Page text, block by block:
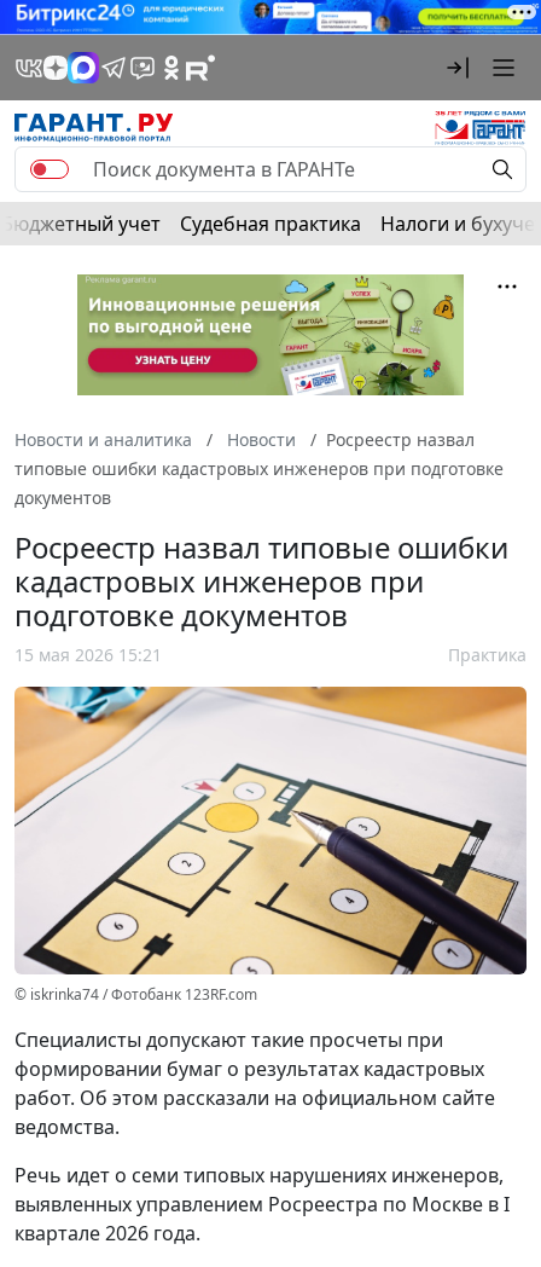
Бюджетный учет Судебная практика Налоги и
Новости и аналитика Новости
Росреестр назвал
типовые ошибки кадастровых инженеров при подготовке
документов
Росреестр назвал типовые ошибки
кадастровых инженеров при
подготовке документов
15 мая 2026 15:21 Практика
© iskrinka74 / Фотобанк 123RF.com
Специалисты допускают такие просчеты при
формировании бумаг о результатах кадастровых
работ. Об этом рассказали на официальном сайте
ведомства.
Речь идет о семи типовых нарушениях инженеров,
выявленных управлением Росреестра по Москве в I
квартале 2026 года.